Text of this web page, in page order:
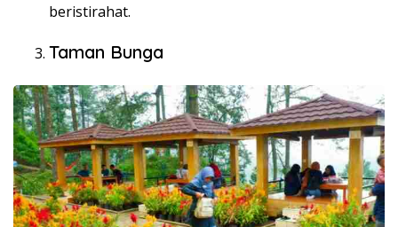
beristirahat.
Taman Bunga